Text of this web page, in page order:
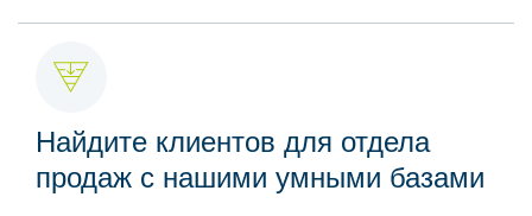
Найдите клиентов для отдела
продаж с нашими умными базами